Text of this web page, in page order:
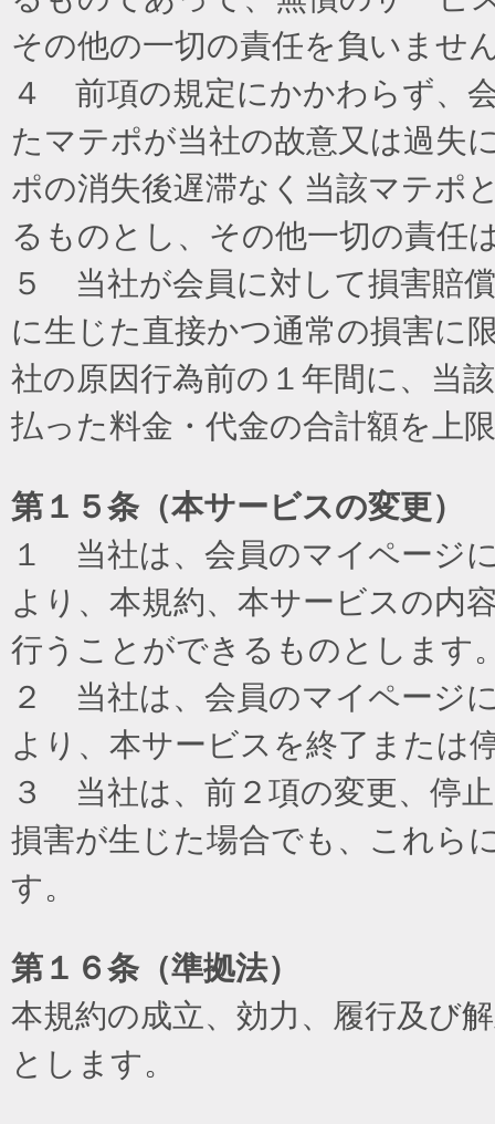
その他の一切の責任を負いませ
４ 前項の規定にかかわらず、
たマテポが当社の故意又は過失
ポの消失後遅滞なく当該マテポ
るものとし、その他一切の責任
５ 当社が会員に対して損害賠
に生じた直接かつ通常の損害に
社の原因行為前の１年間に、当
払った料金・代金の合計額を上
第１５条（本サービスの変更）
１ 当社は、会員のマイページ
より、本規約、本サービスの内
行うことができるものとします
２ 当社は、会員のマイページ
より、本サービスを終了または
３ 当社は、前２項の変更、停
損害が生じた場合でも、これら
す。
第１６条（準拠法）
本規約の成立、効力、履行及び
とします。